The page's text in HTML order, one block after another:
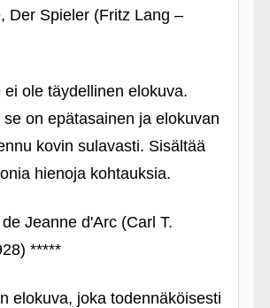
Der Spieler (Fritz Lang –
ei ole täydellinen elokuva.
on epätasainen ja elokuvan
kovin sulavasti. Sisältää
hienoja kohtauksia.
Jeanne d'Arc (Carl T.
*****
elokuva, joka todennäköisesti